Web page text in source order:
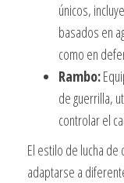
únicos,
basados en
como en
Rambo:
de guerrilla,
controlar el
El estilo de lucha
adaptarse a